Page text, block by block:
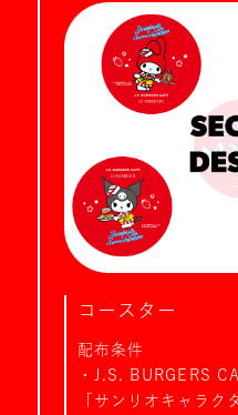
コースター
配布条件
・J.S. BURGERS
「サンリオキャラク